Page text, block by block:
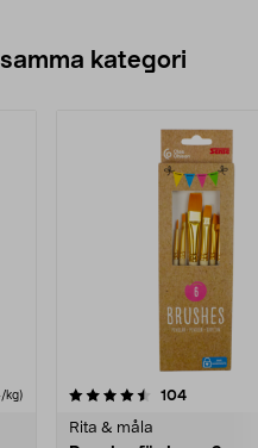
kategori
kg) 104
Rita & måla
4.5 av 5 stjärnor